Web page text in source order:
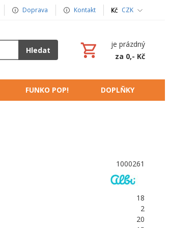
Doprava Kontakt CZK
Hledat
je prázdný
za 0,- Kč
FUNKO POP! DOPLŇKY
1000261
18
2
20